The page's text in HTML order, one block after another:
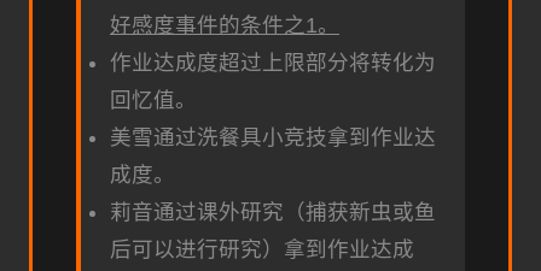
好感度事件的条件之1。
作业达成度超过上限部分将转化为
回忆值。
美雪通过洗餐具小竞技拿到作业达
成度。
莉音通过课外研究（捕获新虫或鱼
后可以进行研究）拿到作业达成